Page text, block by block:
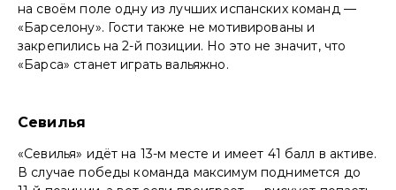
на своём поле одну из лучших испанских команд —
«Барселону». Гости также не мотивированы и
закрепились на 2-й позиции. Но это не значит, что
«Барса» станет играть вальяжно.
Севилья
«Севилья» идёт на 13-м месте и имеет 41 балл в активе.
В случае победы команда максимум поднимется до